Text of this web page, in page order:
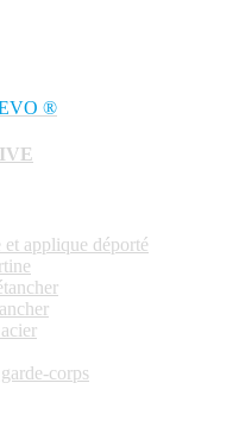
®
applique déporté
corps